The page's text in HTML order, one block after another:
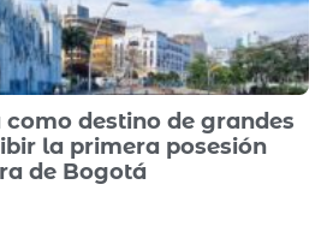
destino de grandes
la primera posesión
de Bogotá